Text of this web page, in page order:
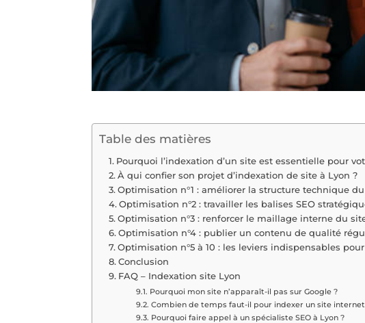
Table des matières
Pourquoi l’indexation d’un site est essentielle pour
À qui confier son projet d’indexation de site à Lyon ?
Optimisation n°1 : améliorer la structure technique
Optimisation n°2 : travailler les balises SEO
Optimisation n°3 : renforcer le maillage interne du
Optimisation n°4 : publier un contenu de qualité
Optimisation n°5 à 10 : les leviers indispensables
Conclusion
FAQ – Indexation site Lyon
Pourquoi mon site n’apparaît-il pas sur Google ?
Combien de temps faut-il pour indexer un site internet
Pourquoi faire appel à un spécialiste SEO à Lyon ?